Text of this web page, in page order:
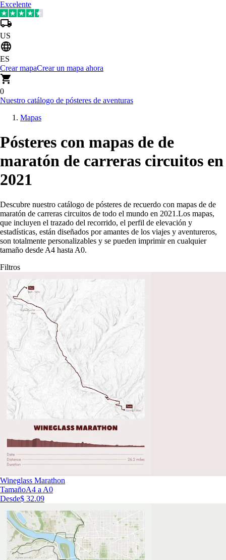
Excelente
US
ES
Crear mapaCrear un mapa ahora
0
Nuestro catálogo de pósteres de aventuras
Mapas
Pósteres con mapas de de
maratón de carreras circuitos en
2021
Descubre nuestro catálogo de pósteres de recuerdo con mapas de de
maratón de carreras circuitos de todo el mundo en 2021 .Los mapas,
que incluyen el trazado del recorrido, el perfil de elevación y
estadísticas, están diseñados por amantes de los viajes y aventureros,
son totalmente personalizables y se pueden imprimir en cualquier
tamaño desde A4 hasta A0.
Filtros
Wineglass Marathon
TamañoA4 a A0
Desde$ 32.09